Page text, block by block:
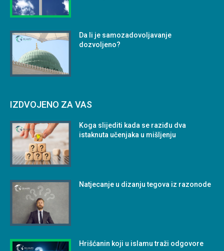
Da li je samozadovoljavanje
dozvoljeno?
IZDVOJENO ZA VAS
Koga slijediti kada se raziđu dva
istaknuta učenjaka u mišljenju
Natjecanje u dizanju tegova iz razonode
Hrišćanin koji u islamu traži odgovore